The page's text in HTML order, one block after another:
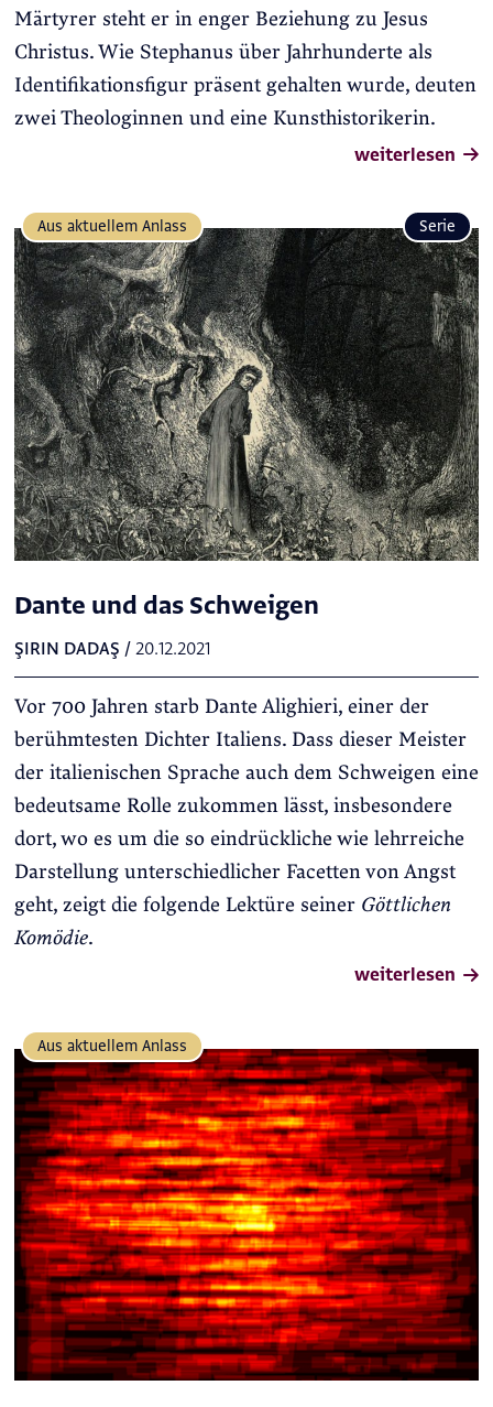
Märtyrer steht er in enger Beziehung zu Jesus
Christus. Wie Stephanus über Jahrhunderte als
Identifikationsfigur präsent gehalten wurde, deuten
zwei Theologinnen und eine Kunsthistorikerin.
weiterlesen
Aus aktuellem Anlass Serie
Dante und das Schweigen
ŞIRIN DADAŞ / 20.12.2021
Vor 700 Jahren starb Dante Alighieri, einer der
berühmtesten Dichter Italiens. Dass dieser Meister
der italienischen Sprache auch dem Schweigen eine
bedeutsame Rolle zukommen lässt, insbesondere
dort, wo es um die so eindrückliche wie lehrreiche
Darstellung unterschiedlicher Facetten von Angst
geht, zeigt die folgende Lektüre seiner Göttlichen
Komödie.
weiterlesen
Aus aktuellem Anlass